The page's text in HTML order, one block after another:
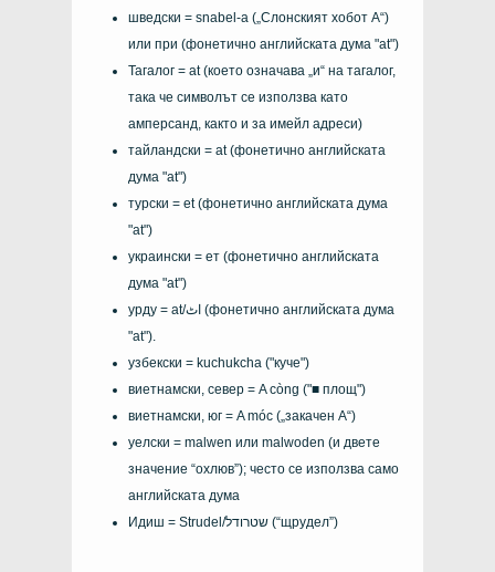
шведски = snabel-a („Слонският хобот А“)
или при (фонетично английската дума "at")
Тагалог = at(което означава „и“ на тагалог,
така че символът се използва като
амперсанд, както и за имейл адреси)
тайландски = at(фонетично английската
дума "at")
турски = et(фонетично английската дума
"at")
украински = ет (фонетично английската
дума "at")
урду =
at/اٹ (фонетично английската дума
"at").
узбекски = kuchukcha ("куче")
виетнамски, север = A còng ("■ площ")
виетнамски, юг = A móc („закачен А“)
уелски = malwen или malwoden (и двете
значение “охлюв”); често се използва само
английската дума
Идиш =
Strudel/שטרודל (“щрудел”)